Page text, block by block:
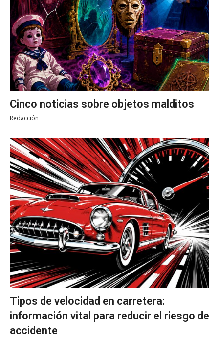
Cinco noticias sobre objetos malditos
Redacción
Tipos de velocidad en carretera:
información vital para reducir el riesgo de
accidente